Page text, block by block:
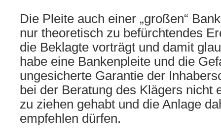
Die Pleite auch einer „großen“
nur theoretisch zu befürchtendes
die Beklagte vorträgt und damit
habe eine Bankenpleite und die
ungesicherte Garantie der
bei der Beratung des Klägers nicht
zu ziehen gehabt und die Anlage
empfehlen dürfen.